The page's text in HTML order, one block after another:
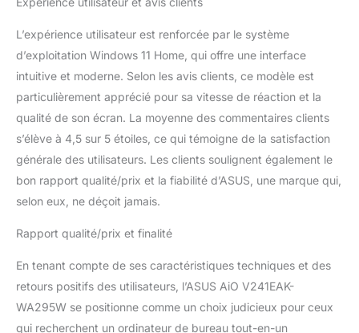
L’expérience utilisateur est renforcée par le système
d’exploitation Windows 11 Home, qui offre une interface
intuitive et moderne. Selon les avis clients, ce modèle est
particulièrement apprécié pour sa vitesse de réaction et la
qualité de son écran. La moyenne des commentaires clients
s’élève à 4,5 sur 5 étoiles, ce qui témoigne de la satisfaction
générale des utilisateurs. Les clients soulignent également le
bon rapport qualité/prix et la fiabilité d’ASUS, une marque qui,
selon eux, ne déçoit jamais.
Rapport qualité/prix et finalité
En tenant compte de ses caractéristiques techniques et des
retours positifs des utilisateurs, l’ASUS AiO V241EAK-
WA295W se positionne comme un choix judicieux pour ceux
qui recherchent un ordinateur de bureau tout-en-un